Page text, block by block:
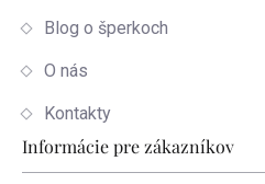
Blog o šperkoch
O nás
Kontakty
Informácie pre zákazníkov